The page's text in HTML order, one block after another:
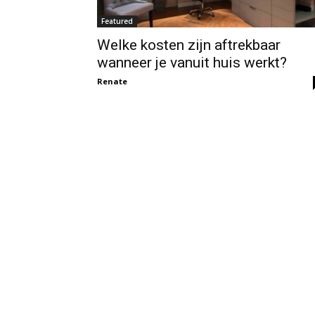
Featured
Welke kosten zijn aftrekbaar
wanneer je vanuit huis werkt?
Renate